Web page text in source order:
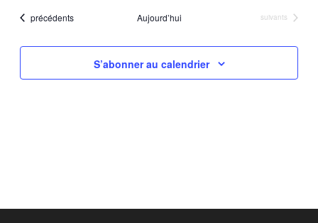
uneÉvènements
précédents Aujourd’hui Évènements
suivants
S’abonner au calendrier